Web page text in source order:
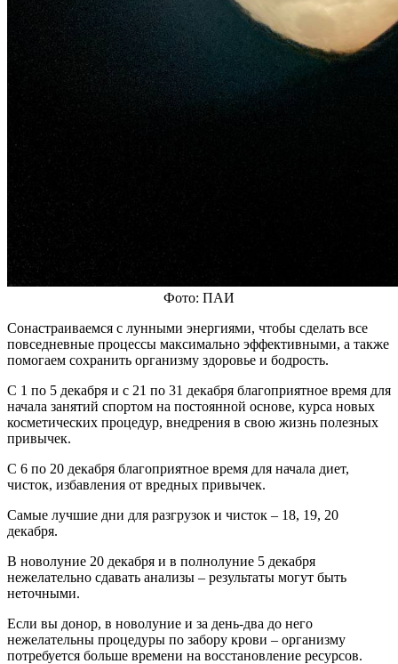
Фото: ПАИ
Сонастраиваемся с лунными энергиями, чтобы сделать все
повседневные процессы максимально эффективными, а также
помогаем сохранить организму здоровье и бодрость.
С 1 по 5 декабря и с 21 по 31 декабря благоприятное время для
начала занятий спортом на постоянной основе, курса новых
косметических процедур, внедрения в свою жизнь полезных
привычек.
С 6 по 20 декабря благоприятное время для начала диет,
чисток, избавления от вредных привычек.
Самые лучшие дни для разгрузок и чисток – 18, 19, 20
декабря.
В новолуние 20 декабря и в полнолуние 5 декабря
нежелательно сдавать анализы – результаты могут быть
неточными.
Если вы донор, в новолуние и за день-два до него
нежелательны процедуры по забору крови – организму
потребуется больше времени на восстановление ресурсов.